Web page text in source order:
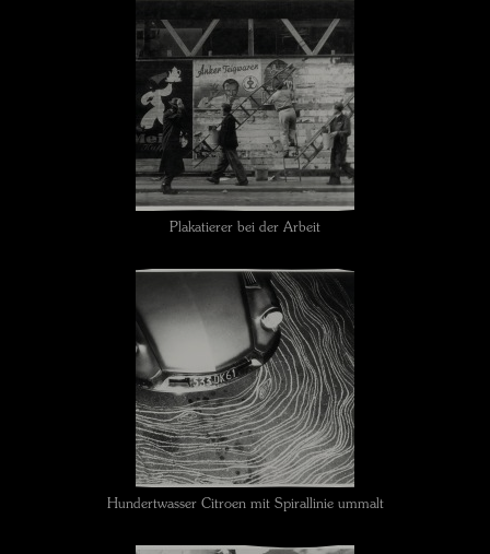
Plakatierer bei der Arbeit
Hundertwasser Citroen mit Spirallinie ummalt